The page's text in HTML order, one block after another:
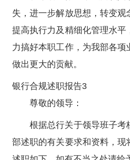
失，进一步解放思想，转变观
提高执行力及精细化管理水平
力搞好本职工作，为我部各项
做出更大的贡献。
银行合规述职报告3
尊敬的领导：
根据总行关于领导班子考
部述职的有关要求和资料，现